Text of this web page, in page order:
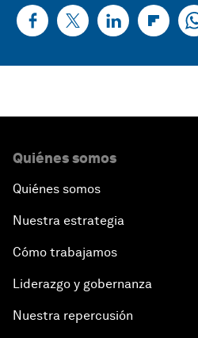
Quiénes somos
Quiénes somos
Nuestra estrategia
Cómo trabajamos
Liderazgo y gobernanza
Nuestra repercusión